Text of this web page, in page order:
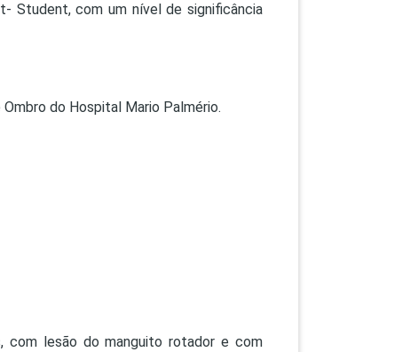
Student, com um nível de significância
do Hospital Mario Palmério.
com lesão do manguito rotador e com